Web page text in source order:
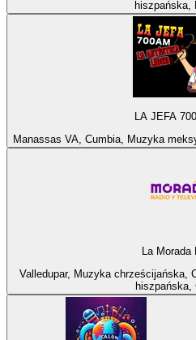
hiszpańska,
LA JEFA
Manassas VA, Cumbia, Muzyka
La Morada
Valledupar, Muzyka chrześcijańska,
hiszpańska,